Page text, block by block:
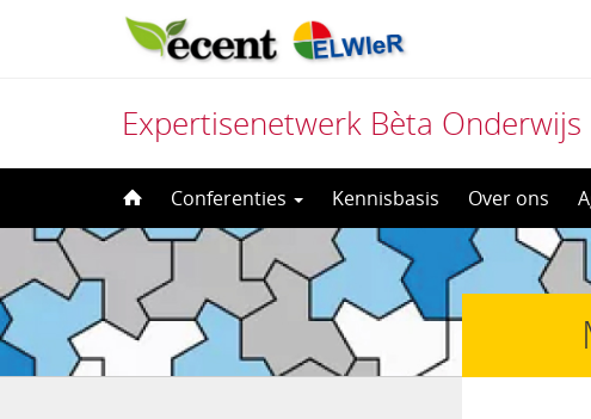
Expertisenetwerk Bèta Onderwijs
naar
inhoud
Conferenties Kennisbasis Over ons